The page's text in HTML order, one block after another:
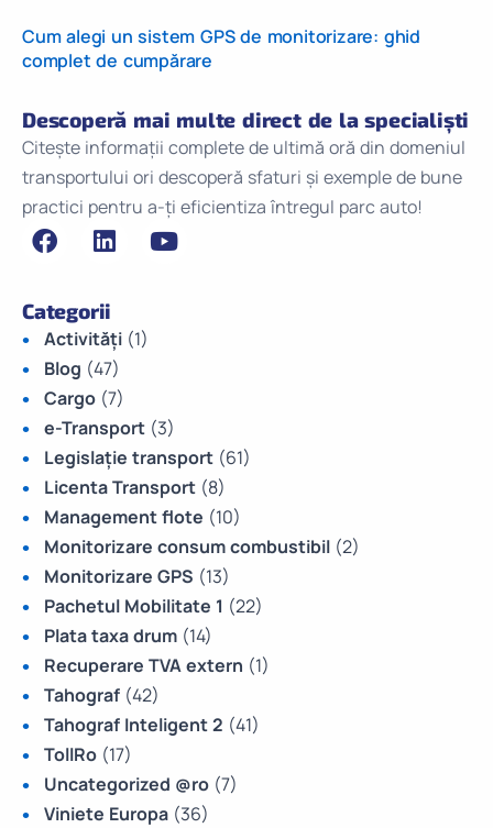
Cum alegi un sistem GPS de monitorizare: ghid
complet de cumpărare
Descoperă mai multe direct de la specialiști
Citește informații complete de ultimă oră din domeniul
transportului ori descoperă sfaturi și exemple de bune
practici pentru a-ți eficientiza întregul parc auto!
Categorii
Activități (1)
Blog (47)
Cargo (7)
e-Transport (3)
Legislație transport (61)
Licenta Transport (8)
Management flote (10)
Monitorizare consum combustibil (2)
Monitorizare GPS (13)
Pachetul Mobilitate 1 (22)
Plata taxa drum (14)
Recuperare TVA extern (1)
Tahograf (42)
Tahograf Inteligent 2 (41)
TollRo (17)
Uncategorized @ro (7)
Viniete Europa (36)